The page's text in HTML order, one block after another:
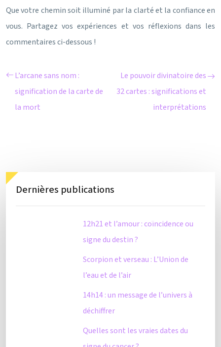
Que votre chemin soit illuminé par la clarté et la confiance en
vous. Partagez vos expériences et vos réflexions dans les
commentaires ci-dessous !
L’arcane sans nom :
signification de la carte de
la mort
Le pouvoir divinatoire des
32 cartes : significations et
interprétations
Dernières publications
12h21 et l’amour : coïncidence ou
signe du destin ?
Scorpion et verseau : L’Union de
l’eau et de l’air
14h14 : un message de l’univers à
déchiffrer
Quelles sont les vraies dates du